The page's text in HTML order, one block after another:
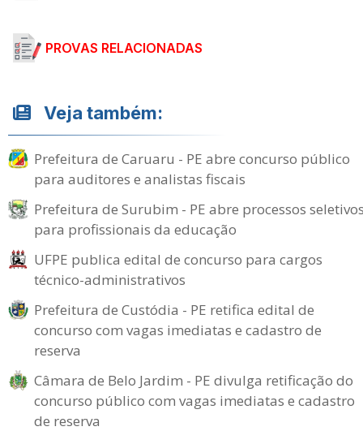
PROVAS RELACIONADAS
Veja também:
Prefeitura de Caruaru - PE abre concurso público
para auditores e analistas fiscais
Prefeitura de Surubim - PE abre processos
para profissionais da educação
UFPE publica edital de concurso para cargos
técnico-administrativos
Prefeitura de Custódia - PE retifica edital de
concurso com vagas imediatas e cadastro de
reserva
Câmara de Belo Jardim - PE divulga retificação do
concurso público com vagas imediatas e cadastro
de reserva